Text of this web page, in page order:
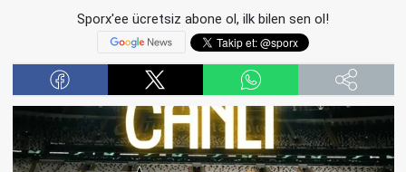
Sporx'ee ücretsiz abone ol, ilk bilen sen ol!